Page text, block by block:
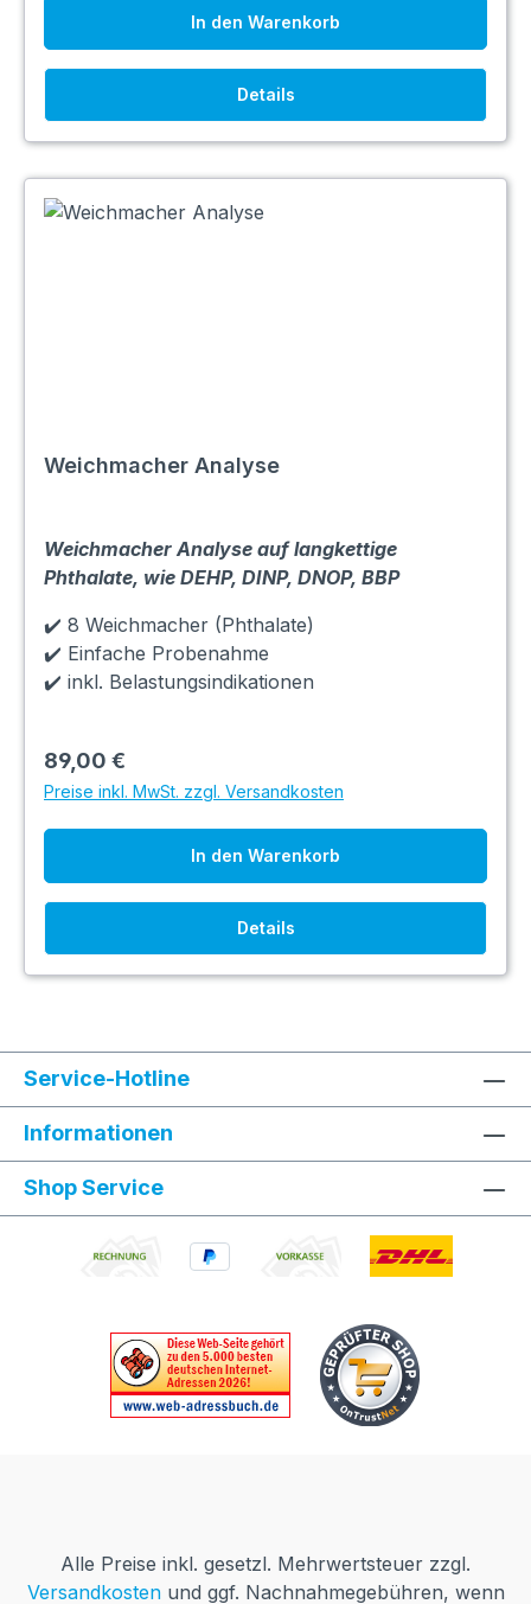
In den Warenkorb
Details
Weichmacher Analyse
Weichmacher Analyse auf langkettige
Phthalate, wie DEHP, DINP, DNOP, BBP
✔️ 8 Weichmacher (Phthalate)
✔️ Einfache Probenahme
✔️ inkl. Belastungsindikationen
89,00 €
Preise inkl. MwSt. zzgl. Versandkosten
In den Warenkorb
Details
Service-Hotline
Informationen
Shop Service
Alle Preise inkl. gesetzl. Mehrwertsteuer zzgl.
Versandkostenund ggf. Nachnahmegebühren, wenn